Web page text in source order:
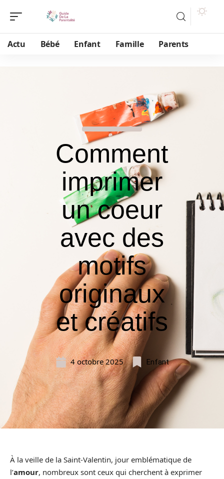
Actu Bébé Enfant Famille Parents
Comment
imprimer
un coeur
avec des
motifs
originaux
et créatifs
4 octobre 2025 Enfant
À la veille de la Saint-Valentin, jour emblématique de
l’amour, nombreux sont ceux qui cherchent à exprimer